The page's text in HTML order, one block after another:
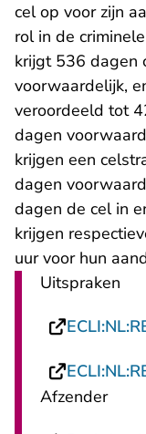
cel op voor zijn
rol in de
krijgt 536 dagen
voorwaardelijk,
veroordeeld tot
dagen
krijgen een
dagen
dagen de cel in
krijgen
uur voor hun
Uitspraken
Afzender